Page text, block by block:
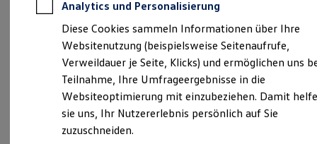
Kfz-Versicherung
Restschuldversicherungen
Garantien
Wartungsverträge
Geschäftskunden
Professional Class bei Volkswagen
Großkunden
Behörden
Direktkunden
Sonderfahrzeuge
Anpfiff zum Gewinn
Schultz Automobilhandels SE (Impressum & Rechtliches )
Analytics und Personalisierung
Diese Cookies sammeln Informationen über Ihre
Websitenutzung (beispielsweise Seitenaufrufe,
Verweildauer je Seite, Klicks) und ermöglichen uns
Teilnahme, Ihre Umfrageergebnisse in die
Websiteoptimierung mit einzubeziehen. Damit
sie uns, Ihr Nutzererlebnis persönlich auf Sie
zuzuschneiden.